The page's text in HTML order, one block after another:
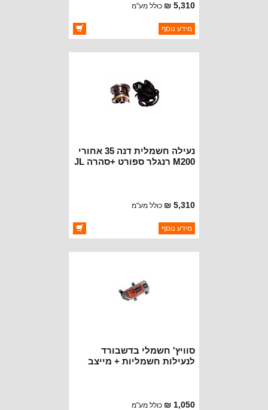
5,310 ₪ כולל מע"מ
ברקוד: ET245
יצרן:OAKMAN OFFROAD
מידע נוסף
נעילה חשמלית דנה 35 אחורי
M200 רנגלר ספורט +סהרה JL
5,310 ₪ כולל מע"מ
ברקוד: ET244
יצרן:OAKMAN OFFROAD
מידע נוסף
סוויץ' חשמלי בדשבורד
לנעילות חשמליות + מייצב
1,050 ₪ כולל מע"מ